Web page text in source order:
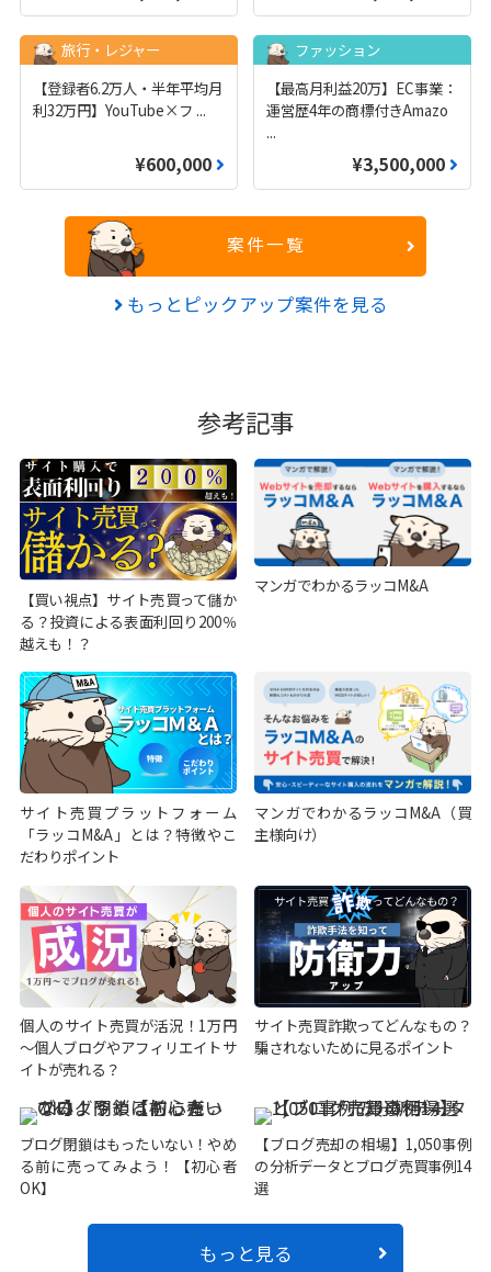
旅行・レジャー
【登録者6.2万人・半年平均月
利32万円】YouTube×フ ...
¥600,000
ファッション
【最高月利益20万】EC事業：
運営歴4年の商標付きAmazo
...
¥3,500,000
案件一覧
もっとピックアップ案件を見る
参考記事
【買い視点】サイト売買って儲か
る？投資による表面利回り200％
越えも！？
マンガでわかるラッコM&A
サイト売買プラットフォーム
「ラッコM&A」とは？特徴やこ
だわりポイント
マンガでわかるラッコM&A（買
主様向け）
個人のサイト売買が活況！1万円
～個人ブログやアフィリエイトサ
イトが売れる？
サイト売買詐欺ってどんなもの？
騙されないために見るポイント
ブログ閉鎖はもったいない！やめ
る前に売ってみよう！【初心者
OK】
【ブログ売却の相場】1,050事例
の分析データとブログ売買事例14
選
もっと見る